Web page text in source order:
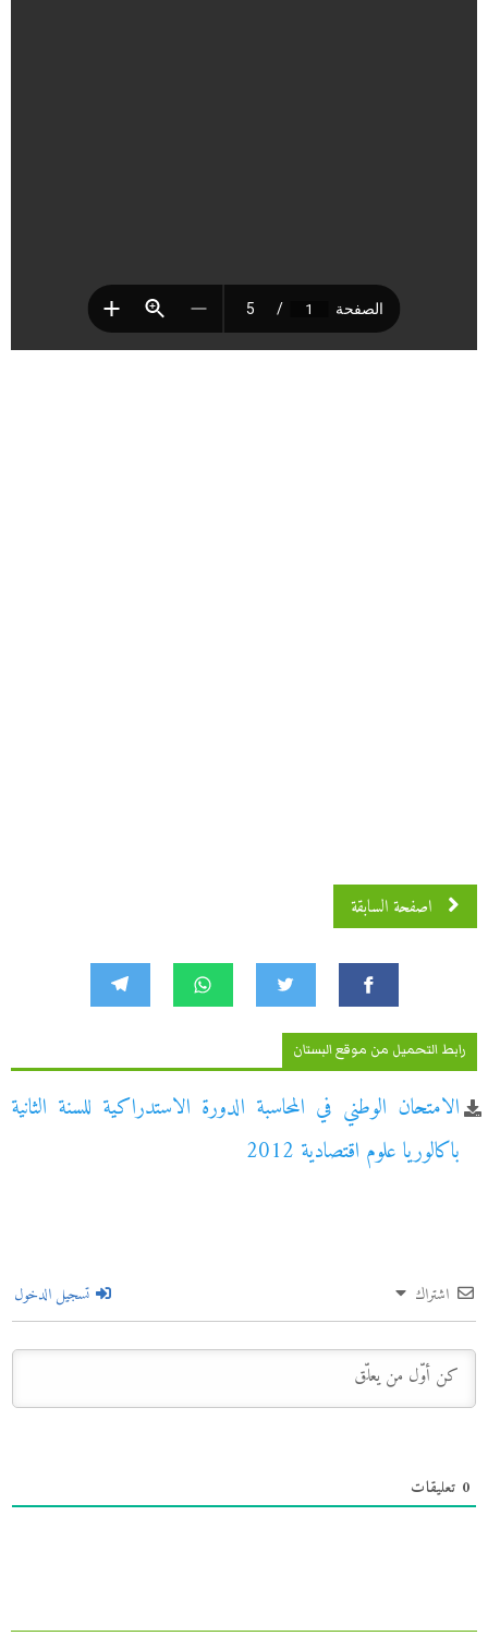
اصفحة السابقة
رابط التحميل من موقع البستان
الامتحان الوطني في المحاسبة الدورة الاستدراكية للسنة الثانية
باكالوريا علوم اقتصادية 2012
اشتراك تسجيل الدخول
0 تعليقات